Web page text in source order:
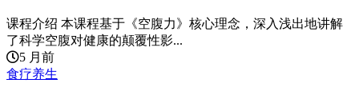
课程介绍 本课程基于《空腹力》核心理念，深入浅出地讲解
了科学空腹对健康的颠覆性影...
5 月前
食疗养生